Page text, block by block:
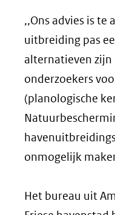
,,Ons advies is te
uitbreiding pas
alternatieven zijn
onderzoekers
(planologische
onmogelijk
Het bureau uit